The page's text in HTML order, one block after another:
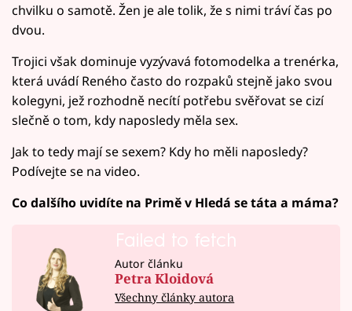
chvilku o samotě. Žen je ale tolik, že s nimi tráví čas po
dvou.
Trojici však dominuje vyzývavá fotomodelka a trenérka,
která uvádí Reného často do rozpaků stejně jako svou
kolegyni, jež rozhodně necítí potřebu svěřovat se cizí
slečně o tom, kdy naposledy měla sex.
Jak to tedy mají se sexem? Kdy ho měli naposledy?
Podívejte se na video.
Co dalšího uvidíte na Primě v Hledá se táta a máma?
Failed to fetch
Autor článku
Petra Kloidová
Všechny články autora